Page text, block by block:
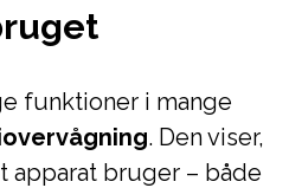
funktioner i mange
. Den viser,
apparat bruger – både